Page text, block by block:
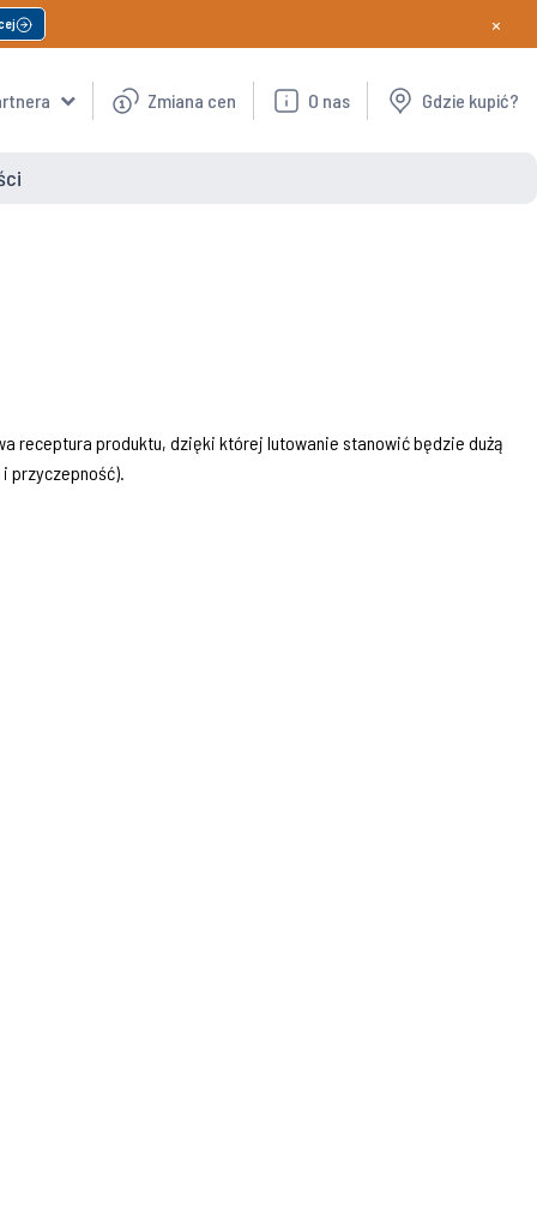
×
Zmiana cen O nas Gdzie kupić?
receptura produktu, dzięki której lutowanie stanowić będzie dużą
przyczepność).